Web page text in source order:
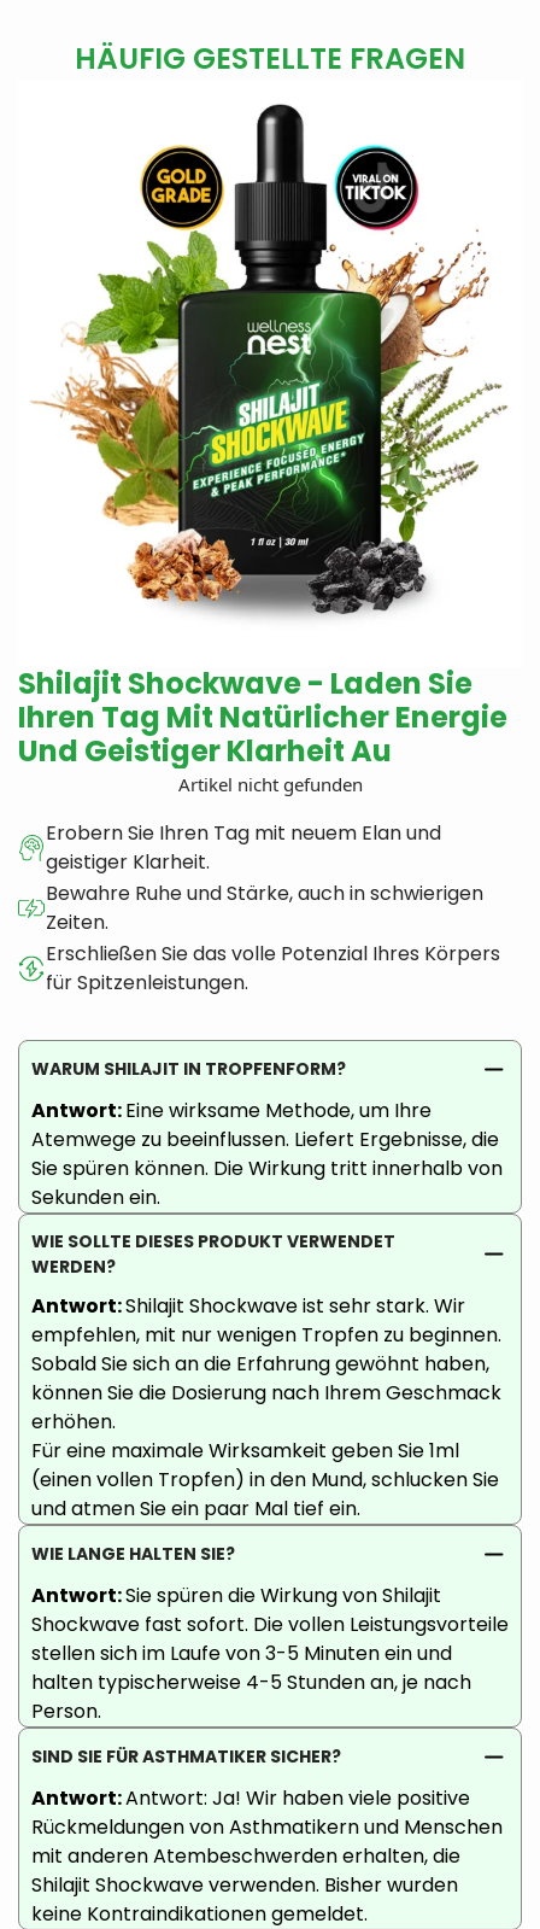
HÄUFIG GESTELLTE FRAGEN
Shilajit Shockwave - Laden Sie
Ihren Tag Mit Natürlicher Energie
Und Geistiger Klarheit Au
Artikel nicht gefunden
Erobern Sie Ihren Tag mit neuem Elan und
geistiger Klarheit.
Bewahre Ruhe und Stärke, auch in schwierigen
Zeiten.
Erschließen Sie das volle Potenzial Ihres Körpers
für Spitzenleistungen.
WARUM SHILAJIT IN TROPFENFORM?
Antwort:Eine wirksame Methode, um Ihre
Atemwege zu beeinflussen. Liefert Ergebnisse, die
Sie spüren können. Die Wirkung tritt innerhalb von
Sekunden ein.
WIE SOLLTE DIESES PRODUKT VERWENDET
WERDEN?
Antwort:Shilajit Shockwave ist sehr stark. Wir
empfehlen, mit nur wenigen Tropfen zu beginnen.
Sobald Sie sich an die Erfahrung gewöhnt haben,
können Sie die Dosierung nach Ihrem Geschmack
erhöhen.
Für eine maximale Wirksamkeit geben Sie 1ml
(einen vollen Tropfen) in den Mund, schlucken Sie
und atmen Sie ein paar Mal tief ein.
WIE LANGE HALTEN SIE?
Antwort:Sie spüren die Wirkung von Shilajit
Shockwave fast sofort. Die vollen Leistungsvorteile
stellen sich im Laufe von 3-5 Minuten ein und
halten typischerweise 4-5 Stunden an, je nach
Person.
SIND SIE FÜR ASTHMATIKER SICHER?
Antwort:Antwort: Ja! Wir haben viele positive
Rückmeldungen von Asthmatikern und Menschen
mit anderen Atembeschwerden erhalten, die
Shilajit Shockwave verwenden. Bisher wurden
keine Kontraindikationen gemeldet.